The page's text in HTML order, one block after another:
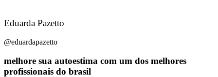
Eduarda Pazetto
@eduardapazetto
melhore sua autoestima com um dos melhores
profissionais do brasil